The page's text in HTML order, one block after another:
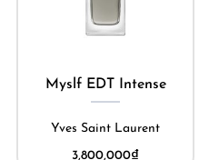
Myslf EDT Intense
Yves Saint Laurent
3,800,000₫